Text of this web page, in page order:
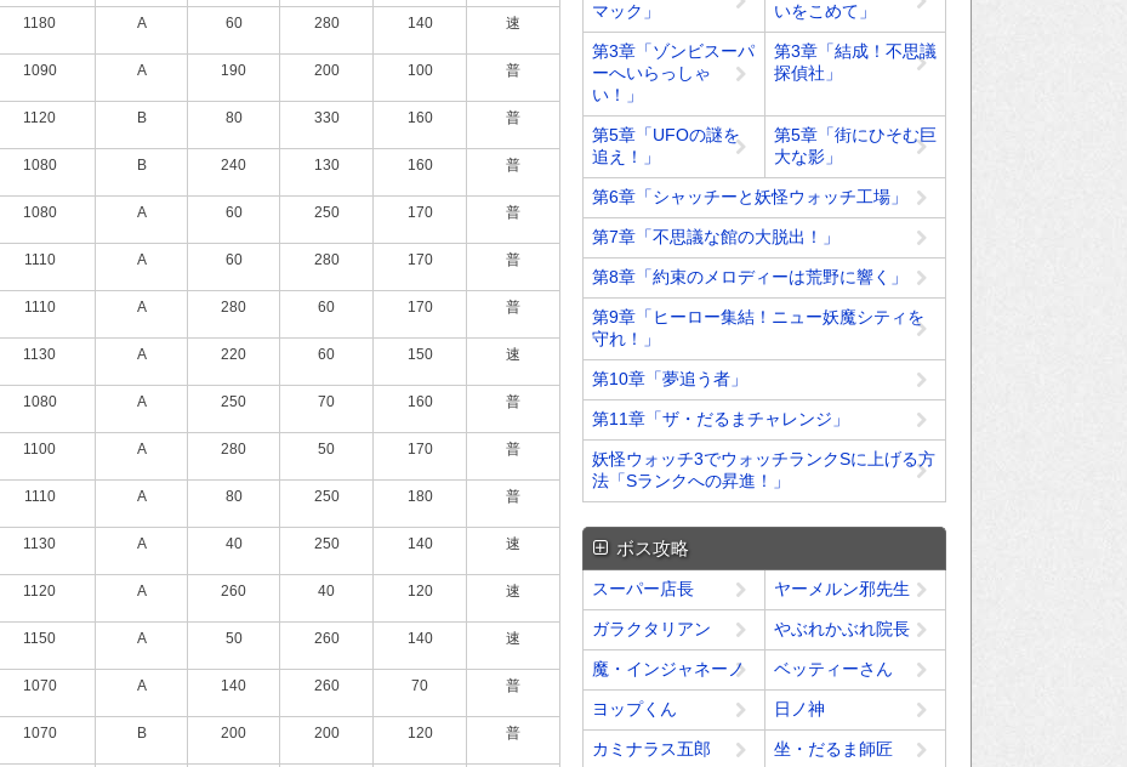
1180 A 60 280 140 速
1090 A 190 200 100 普
1120 B 80 330 160 普
1080 B 240 130 160 普
1080 A 60 250 170 普
1110 A 60 280 170 普
1110 A 280 60 170 普
1130 A 220 60 150 速
1080 A 250 70 160 普
1100 A 280 50 170 普
1110 A 80 250 180 普
1130 A 40 250 140 速
1120 A 260 40 120 速
1150 A 50 260 140 速
1070 A 140 260 70 普
1070 B 200 200 120 普
マック」
いをこめて」
第3章「ゾンビスーパ
ーへいらっしゃ
い！」
第3章「結成！不思議
探偵社」
第5章「UFOの謎を
追え！」
第5章「街にひそむ巨
大な影」
第6章「シャッチーと妖怪ウォッチ工場」
第7章「不思議な館の大脱出！」
第8章「約束のメロディーは荒野に響く」
第9章「ヒーロー集結！ニュー妖魔シティを
守れ！」
第10章「夢追う者」
第11章「ザ・だるまチャレンジ」
妖怪ウォッチ3でウォッチランクSに上げる方
法「Sランクへの昇進！」
ボス攻略
スーパー店長 ヤーメルン邪先生
ガラクタリアン やぶれかぶれ院長
魔・インジャネーノ ベッティーさん
ヨップくん 日ノ神
カミナラス五郎 坐・だるま師匠